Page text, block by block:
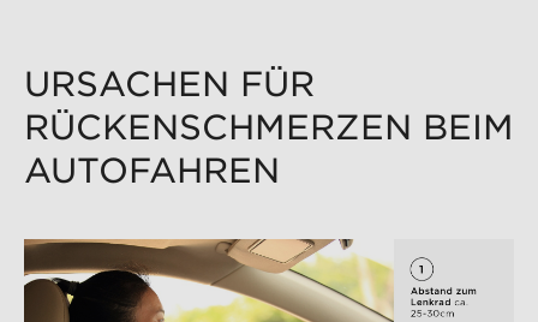
URSACHEN FÜR
RÜCKENSCHMERZEN BEIM
AUTOFAHREN